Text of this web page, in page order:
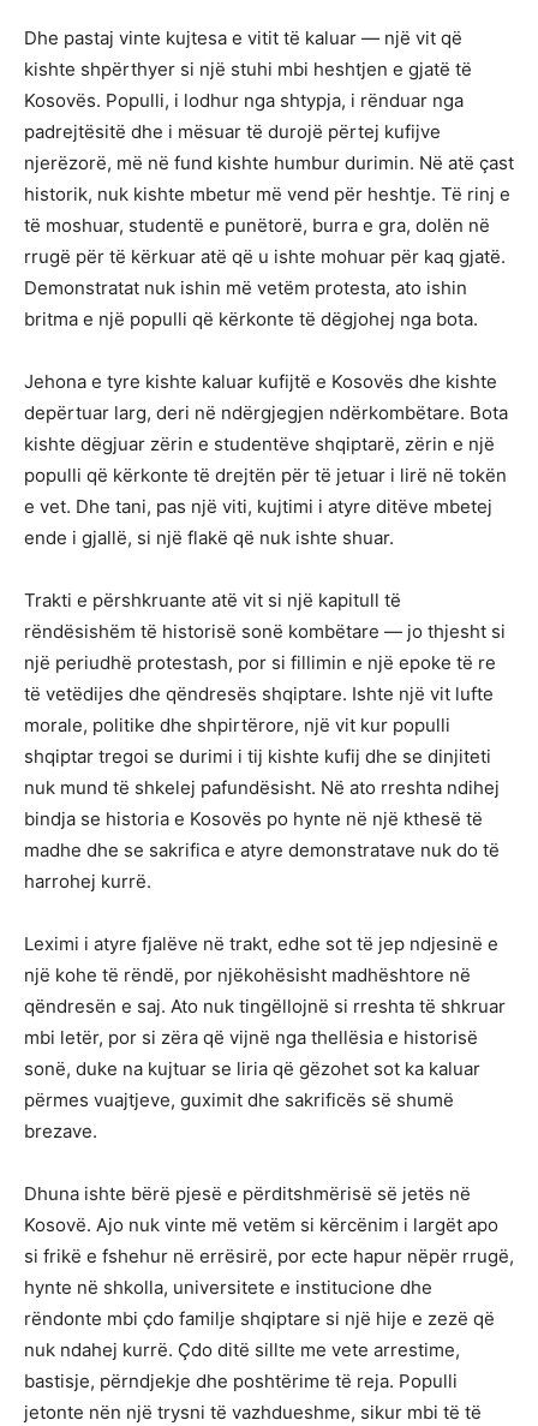
Dhe pastaj vinte kujtesa e vitit të kaluar — një vit që
kishte shpërthyer si një stuhi mbi heshtjen e gjatë të
Kosovës. Populli, i lodhur nga shtypja, i rënduar nga
padrejtësitë dhe i mësuar të durojë përtej kufijve
njerëzorë, më në fund kishte humbur durimin. Në atë çast
historik, nuk kishte mbetur më vend për heshtje. Të rinj e
të moshuar, studentë e punëtorë, burra e gra, dolën në
rrugë për të kërkuar atë që u ishte mohuar për kaq gjatë.
Demonstratat nuk ishin më vetëm protesta, ato ishin
britma e një populli që kërkonte të dëgjohej nga bota.
Jehona e tyre kishte kaluar kufijtë e Kosovës dhe kishte
depërtuar larg, deri në ndërgjegjen ndërkombëtare. Bota
kishte dëgjuar zërin e studentëve shqiptarë, zërin e një
populli që kërkonte të drejtën për të jetuar i lirë në tokën
e vet. Dhe tani, pas një viti, kujtimi i atyre ditëve mbetej
ende i gjallë, si një flakë që nuk ishte shuar.
Trakti e përshkruante atë vit si një kapitull të
rëndësishëm të historisë sonë kombëtare — jo thjesht si
një periudhë protestash, por si fillimin e një epoke të re
të vetëdijes dhe qëndresës shqiptare. Ishte një vit lufte
morale, politike dhe shpirtërore, një vit kur populli
shqiptar tregoi se durimi i tij kishte kufij dhe se dinjiteti
nuk mund të shkelej pafundësisht. Në ato rreshta ndihej
bindja se historia e Kosovës po hynte në një kthesë të
madhe dhe se sakrifica e atyre demonstratave nuk do të
harrohej kurrë.
Leximi i atyre fjalëve në trakt, edhe sot të jep ndjesinë e
një kohe të rëndë, por njëkohësisht madhështore në
qëndresën e saj. Ato nuk tingëllojnë si rreshta të shkruar
mbi letër, por si zëra që vijnë nga thellësia e historisë
sonë, duke na kujtuar se liria që gëzohet sot ka kaluar
përmes vuajtjeve, guximit dhe sakrificës së shumë
brezave.
Dhuna ishte bërë pjesë e përditshmërisë së jetës në
Kosovë. Ajo nuk vinte më vetëm si kërcënim i largët apo
si frikë e fshehur në errësirë, por ecte hapur nëpër rrugë,
hynte në shkolla, universitete e institucione dhe
rëndonte mbi çdo familje shqiptare si një hije e zezë që
nuk ndahej kurrë. Çdo ditë sillte me vete arrestime,
bastisje, përndjekje dhe poshtërime të reja. Populli
jetonte nën një trysni të vazhdueshme, sikur mbi të të